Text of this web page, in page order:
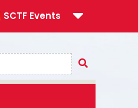
SCTF Events